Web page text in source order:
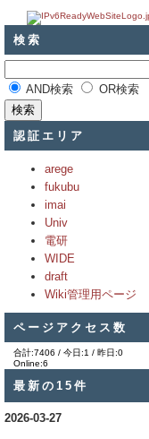
検索
AND検索 OR検索
認証エリア
arege
fukubu
imai
Univ
電研
WIDE
draft
Wiki管理用ページ
ページアクセス数
合計:7406 / 今日:1 / 昨日:0
Online:6
最新の15件
2026-03-27